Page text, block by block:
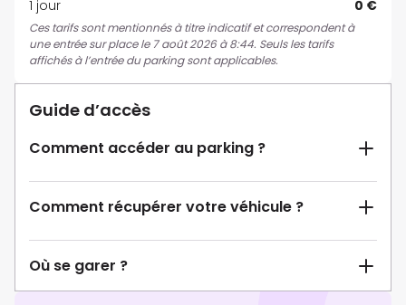
1 jour 0 €
Ces tarifs sont mentionnés à titre indicatif et correspondent à
une entrée sur place le 7 août 2026 à 8:44. Seuls les tarifs
affichés à l’entrée du parking sont applicables.
Guide d’accès
Comment accéder au parking ?
Comment récupérer votre véhicule ?
Où se garer ?